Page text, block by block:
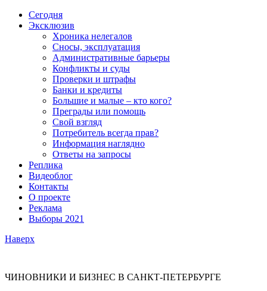
Сегодня
Эксклюзив
Хроника нелегалов
Сносы, эксплуатация
Административные барьеры
Конфликты и суды
Проверки и штрафы
Банки и кредиты
Большие и малые – кто кого?
Преграды или помощь
Свой взгляд
Потребитель всегда прав?
Информация наглядно
Ответы на запросы
Реплика
Видеоблог
Контакты
О проекте
Реклама
Выборы 2021
Наверх
ЧИНОВНИКИ И БИЗНЕС В САНКТ-ПЕТЕРБУРГЕ